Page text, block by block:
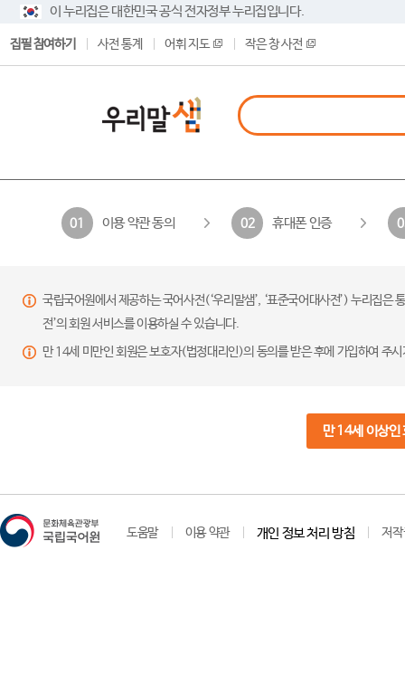
이 누리집은 대한민국 공식 전자정부 누리집입니다.
집필 참여하기 사전 통계 어휘 지도 작은 창 사전
01 이용 약관 동의 02 휴대폰 인증
국립국어원에서 제공하는 국어사전(‘우리말샘’, ‘표준국어대사전’) 누리집
전’의 회원 서비스를 이용하실 수 있습니다.
만 14세 미만인 회원은 보호자(법정대리인)의 동의를 받은 후에 가입하여 주
만 14세 이상인
도움말 이용 약관 개인 정보 처리 방침 저